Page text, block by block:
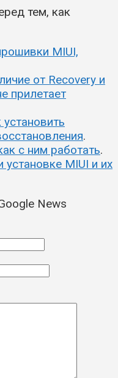
тем, как
MIUI,
от Recovery и
прилетает
.
с ним работать.
MIUI и их
News